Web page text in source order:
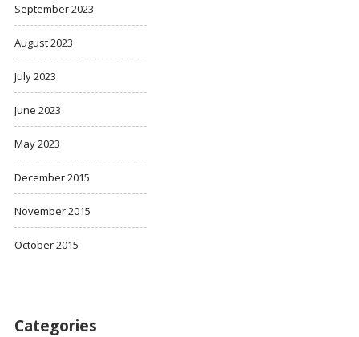
September 2023
August 2023
July 2023
June 2023
May 2023
December 2015
November 2015
October 2015
Categories